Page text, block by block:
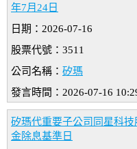
年7月24日
日期：2026-07-16
股票代號：3511
公司名稱： 矽瑪
發言時間：2026-07-16
矽瑪代重要子公司同星科
金除息基準日